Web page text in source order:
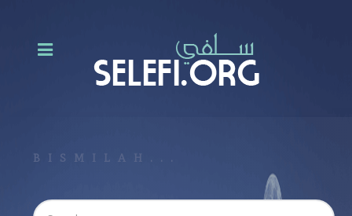
BISMILAH...